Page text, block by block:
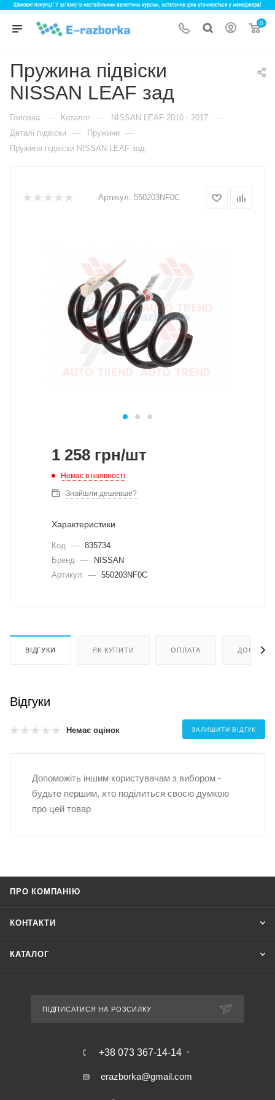
0
Пружина підвіски
NISSAN LEAF зад
Головна — Каталог — NISSAN LEAF 2010 - 2017 —
Деталі підвіски — Пружини —
Пружина підвіски NISSAN LEAF зад
Артикул: 550203NF0C
1 258 грн/шт
Немає в наявності
Знайшли дешевше?
Характеристики
Код — 835734
Бренд
—
NISSAN
Артикул
— 550203NF0C
ВІДГУКИ ЯК КУПИТИ ОПЛАТА
Відгуки
Немає оцінок ЗАЛИШИТИ ВІДГУК
Допоможіть іншим користувачам з вибором -
будьте першим, хто поділиться своєю думкою
про цей товар
ПРО КОМПАНІЮ
КОНТАКТИ
КАТАЛОГ
ПІДПИСАТИСЯ НА РОЗСИЛКУ
+38 073 367-14-14
erazborka@gmail.com